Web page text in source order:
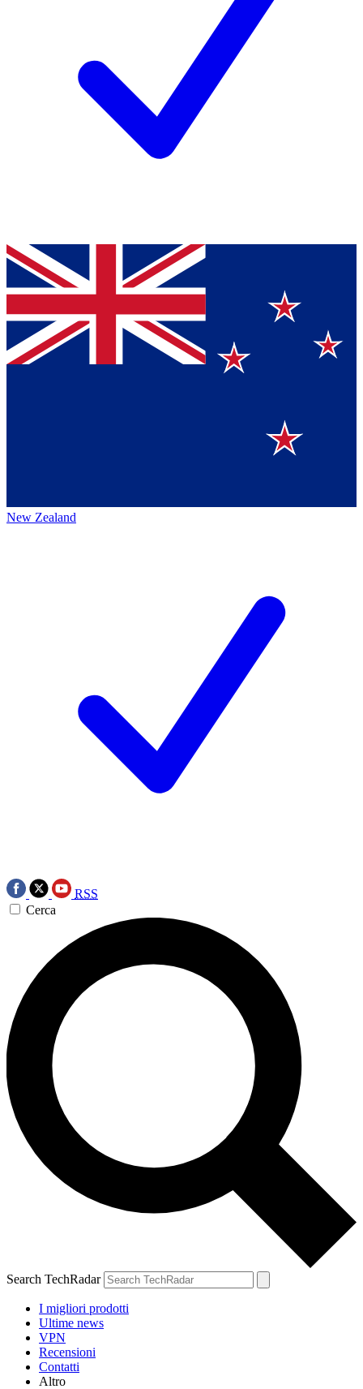
New Zealand
RSS
Cerca
Search TechRadar
I migliori prodotti
Ultime news
VPN
Recensioni
Contatti
Altro